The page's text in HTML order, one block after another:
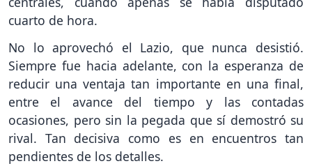
cuarto de hora.
No lo aprovechó el Lazio, que nunca desistió.
Siempre fue hacia adelante, con la esperanza de
reducir una ventaja tan importante en una final,
entre el avance del tiempo y las contadas
ocasiones, pero sin la pegada que sí demostró su
rival. Tan decisiva como es en encuentros tan
pendientes de los detalles.